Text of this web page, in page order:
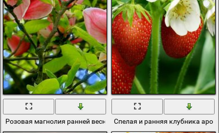
Розовая магнолия ранней веснойСпелая и ранняя клубника